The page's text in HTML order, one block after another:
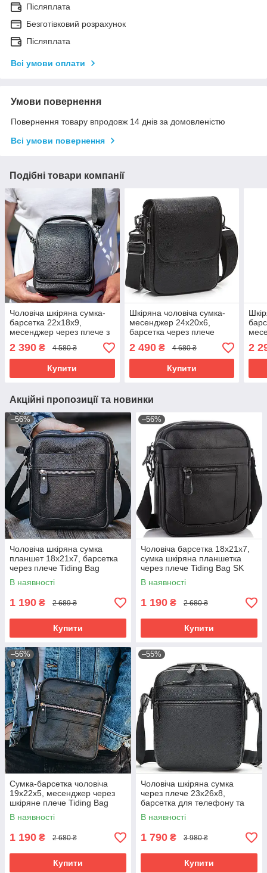
Післяплата
Безготівковий розрахунок
Післяплата
Всі умови оплати
Умови повернення
Повернення товару впродовж 14 днів за домовленістю
Всі умови повернення
Подібні товари компанії
Чоловіча шкіряна сумка-
барсетка 22х18х9,
месенджер через плече з
ручкою TD-22011
2 390 ₴ 4 580 ₴
Купити
Шкіряна чоловіча сумка-
месенджер 24х20х6,
барсетка через плече
Tiding Bag TD-23433
чорна
2 490₴ 4 680 ₴
Купити
2
Акційні пропозиції та новинки
–56%
Чоловіча шкіряна сумка
планшет 18х21х7, барсетка
через плече Tiding Bag
LA3314-1BL чорна
В наявності
1 190 ₴ 2 689 ₴
Купити
–56%
Чоловіча барсетка 18х21х7,
сумка шкіряна планшетка
через плече Tiding Bag SK
N5386 чорна
В наявності
1 190 ₴ 2 680 ₴
Купити
–56%
Сумка-барсетка чоловіча
19х22х5, месенджер через
шкіряне плече Tiding Bag
BON6165 чорний
В наявності
1 190 ₴ 2 680 ₴
Купити
–55%
Чоловіча шкіряна сумка
через плече 23х26х8,
барсетка для телефону та
документів Tiding Bag 711511
чорна
В наявності
1 790 ₴ 3 980 ₴
Купити